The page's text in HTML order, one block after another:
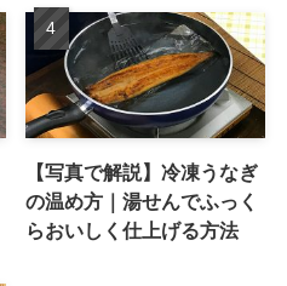
【写真で解説】冷凍うなぎ
の温め方｜湯せんでふっく
らおいしく仕上げる方法